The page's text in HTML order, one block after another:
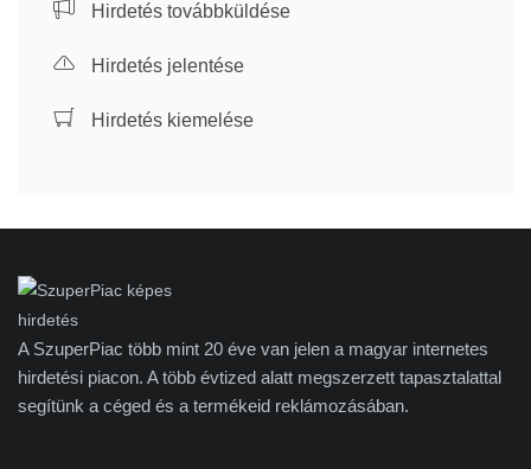
Hirdetés továbbküldése
Hirdetés jelentése
Hirdetés kiemelése
A SzuperPiac több mint 20 éve van jelen a magyar internetes
hirdetési piacon. A több évtized alatt megszerzett tapasztalattal
segítünk a céged és a termékeid reklámozásában.